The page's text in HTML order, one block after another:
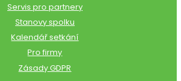
Servis pro partnery
Stanovy spolku
Kalendář setkání
Pro firmy
Zásady GDPR